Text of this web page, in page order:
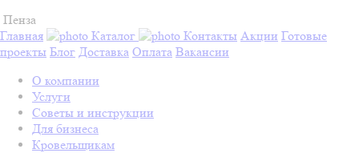
Пенза
Главная
Каталог Контакты Акции Готовые
проекты Блог Доставка Оплата Вакансии
О компании
Услуги
Советы и инструкции
Для бизнеса
Кровельщикам